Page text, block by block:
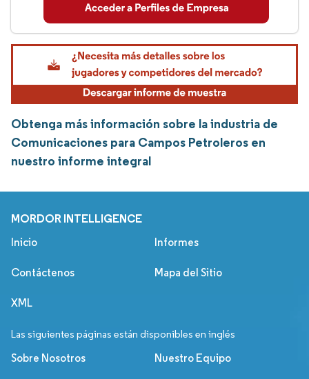
Obtenga más información sobre la industria de
Comunicaciones para Campos Petroleros en
nuestro informe integral
MORDOR INTELLIGENCE
Inicio Informes
Contáctenos Mapa del Sitio
XML
Las siguientes páginas están disponibles en inglés
Sobre Nosotros Nuestro Equipo